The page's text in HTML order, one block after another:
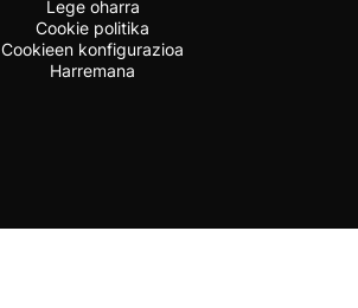
Lege oharra
Cookie politika
Cookieen konfigurazioa
Harremana